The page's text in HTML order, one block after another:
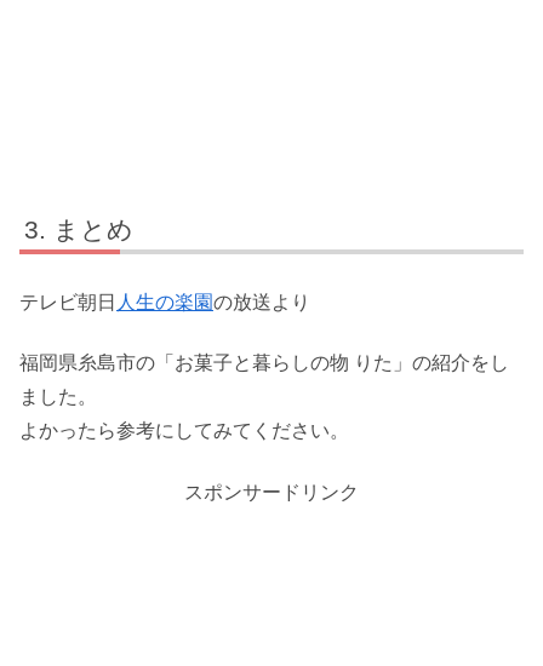
まとめ
テレビ朝日 人生の楽園の放送より
福岡県糸島市の「お菓子と暮らしの物 りた」の紹介をし
ました。
よかったら参考にしてみてください。
スポンサードリンク